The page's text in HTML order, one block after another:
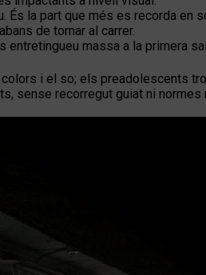
la part que més es recorda en
de tornar al carrer.
entretingueu massa a la primera
i el so; els preadolescents
sense recorregut guiat ni normes